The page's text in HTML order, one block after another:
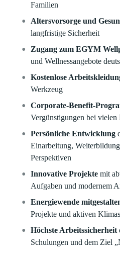
Familien
Altersvorsorge und
langfristige Sicherheit
Zugang zum EGYM
und Wellnessangebote
Kostenlose
Werkzeug
Corporate-Benefit-
Vergünstigungen bei vielen
Persönliche Entwicklung
Einarbeitung,
Perspektiven
Innovative Projekte mit
Aufgaben und modernem
Energiewende
Projekte und aktiven
Höchste Arbeitssicherheit
Schulungen und dem Ziel